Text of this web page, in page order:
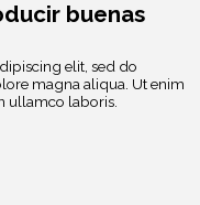
buenas
elit, sed do
magna aliqua. Ut enim
ullamco laboris.